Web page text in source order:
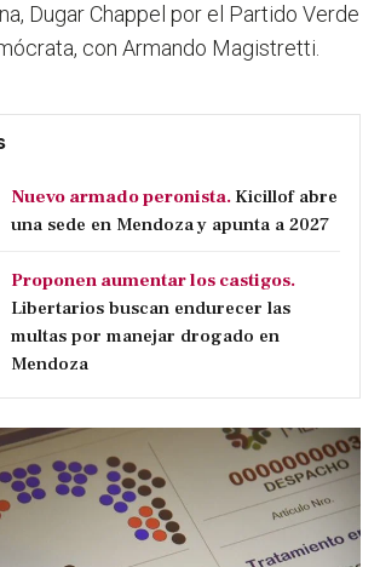
Dugar Chappel por el Partido Verde
con Armando Magistretti.
Nuevo armado peronista. Kicillof abre
una sede en Mendoza y apunta a 2027
Proponen aumentar los castigos.
Libertarios buscan endurecer las
multas por manejar drogado en
Mendoza